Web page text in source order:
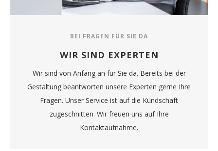
BEI FRAGEN FÜR SIE DA
WIR SIND EXPERTEN
Wir sind von Anfang an für Sie da. Bereits bei der
Gestaltung beantworten unsere Experten gerne Ihre
Fragen. Unser Service ist auf die Kundschaft
zugeschnitten. Wir freuen uns auf Ihre
Kontaktaufnahme.